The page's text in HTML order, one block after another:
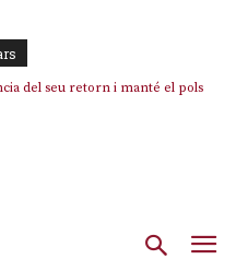
del seu retorn i manté el pols